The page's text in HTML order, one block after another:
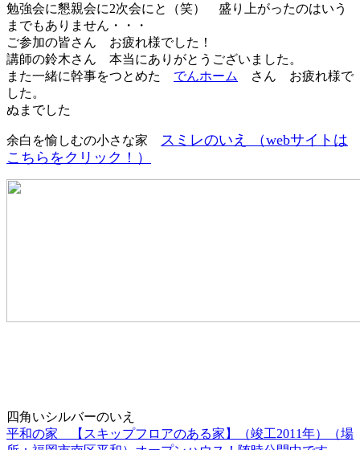
勉強会に懇親会に2次会にと（笑） 盛り上がったのはいう
までもありません・・・
ご参加の皆さん お疲れ様でした！
講師の鈴木さん 本当にありがとうございました。
また一緒に幹事をつとめた でんホーム
さん お疲れ様で
した。
ぬまでした
余白を愉しむの小さな家
スミレのいえ （webサイトは
こちらをクリック！）
四角いシルバーのいえ
平和の家 【スキップフロアのある家】（竣工2011年）（場